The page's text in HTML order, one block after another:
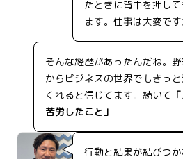
たときに背中を押し
ます。仕事は大変です
そんな経歴があったんだね。
からビジネスの世界でもきっ
くれると信じてます。続いて
苦労したこと」
行動と結果が結びつ